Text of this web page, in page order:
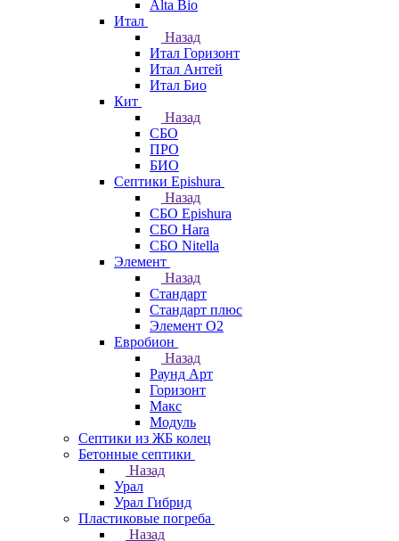
Alta Bio
Итал
Назад
Итал Горизонт
Итал Антей
Итал Био
Кит
Назад
СБО
ПРО
БИО
Септики Epishura
Назад
СБО Epishura
СБО Hara
СБО Nitella
Элемент
Назад
Стандарт
Стандарт плюс
Элемент О2
Евробион
Назад
Раунд Арт
Горизонт
Макс
Модуль
Септики из ЖБ колец
Бетонные септики
Назад
Урал
Урал Гибрид
Пластиковые погреба
Назад